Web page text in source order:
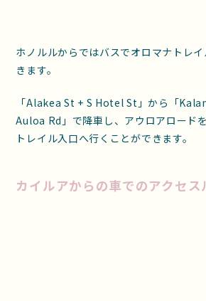
ホノルルからではバスでオロマナトレ
きます。
「Alakea St + S Hotel St」から「
Auloa Rd」で降車し、アウロアロード
トレイル入口へ行くことができます。
カイルアからの車でのアクセス